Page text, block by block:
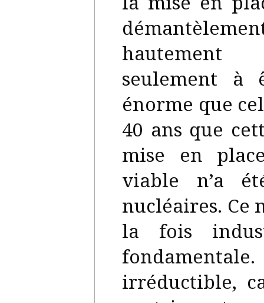
hautement
seulement à
énorme que
40 ans que
mise en
viable n’a
nucléaires. Ce
la fois
irréductible,